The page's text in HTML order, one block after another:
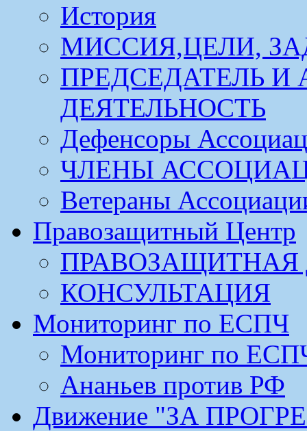
История
МИССИЯ,ЦЕЛИ,
ПРЕДСЕДАТЕЛЬ И
ДЕЯТЕЛЬНОСТЬ
Дефенсоры
ЧЛЕНЫ
Ветераны
Правозащитный Центр
ПРАВОЗАЩИТНАЯ
КОНСУЛЬТАЦИЯ
Мониторинг по ЕСПЧ
Мониторинг по
Ананьев против РФ
Движение "ЗА